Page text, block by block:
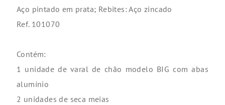
Aço pintado em prata; Rebites: Aço zincado
Ref. 101070
Contém:
1 unidade de varal de chão modelo BIG com abas
alumínio
2 unidades de seca meias